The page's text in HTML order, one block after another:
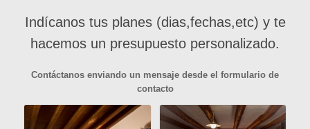
Indícanos tus planes (dias,fechas,etc) y te
hacemos un presupuesto personalizado.
Contáctanos enviando un mensaje desde el formulario de
contacto